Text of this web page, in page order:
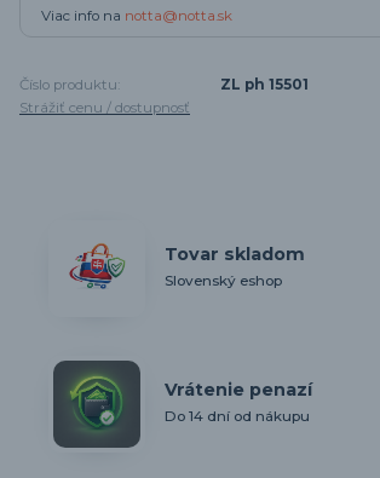
Viac info na notta@notta.sk
Číslo produktu:
ZL ph 15501
Strážiť cenu / dostupnosť
Tovar skladom
Slovenský eshop
Vrátenie penazí
Do 14 dní od nákupu